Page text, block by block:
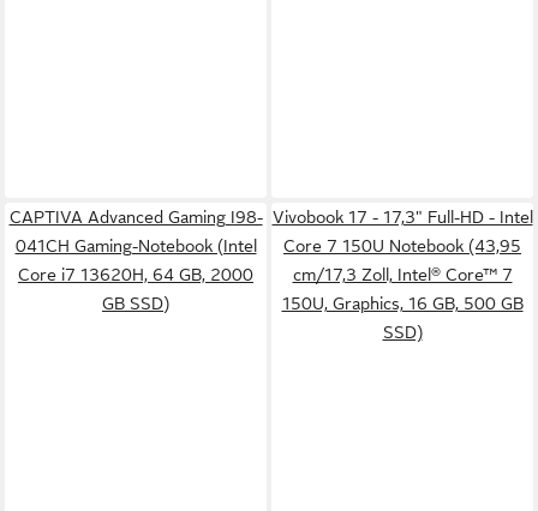
CAPTIVA Advanced Gaming I98-
041CH Gaming-Notebook (Intel
Core i7 13620H, 64 GB, 2000
GB SSD)
Vivobook 17 - 17,3" Full-HD - Intel
Core 7 150U Notebook (43,95
cm/17,3 Zoll, Intel® Core™ 7
150U, Graphics, 16 GB, 500 GB
SSD)